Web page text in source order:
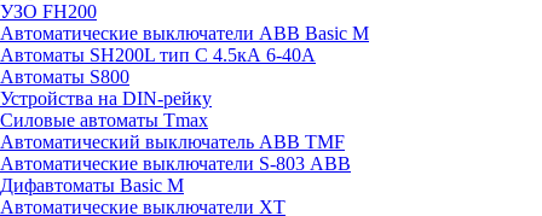
УЗО FH200
Автоматические выключатели ABB Basic M
Автоматы SH200L тип С 4.5кА 6-40А
Автоматы S800
Устройства на DIN-рейку
Силовые автоматы Tmax
Автоматический выключатель ABB TMF
Автоматические выключатели S-803 АВВ
Дифавтоматы Basic M
Автоматические выключатели XT